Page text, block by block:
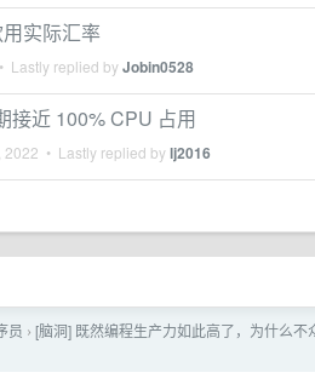
实际汇率
• Lastly replied byJobin0528
接近 100% CPU 占用
2022 • Lastly replied bylj2016
员 › [脑洞] 既然编程生产力如此高了，为什么